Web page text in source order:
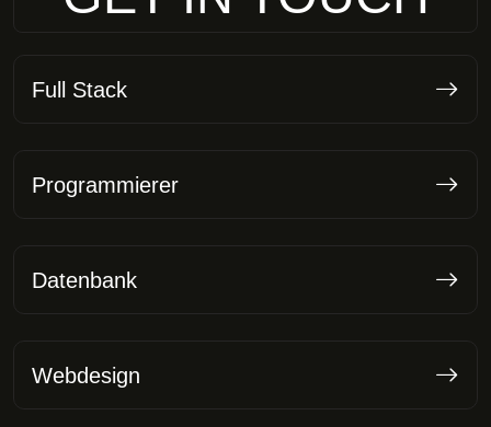
Full Stack
Programmierer
Datenbank
Webdesign